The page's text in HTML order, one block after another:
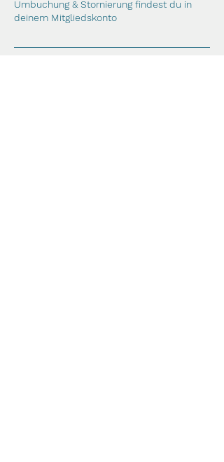
Umbuchung & Stornierung findest du in
deinem Mitgliedskonto